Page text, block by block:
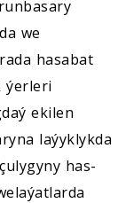
we
hasabat
ýerleri
ekilen
laýyklykda
has-